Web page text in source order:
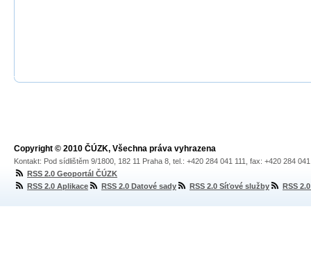
Copyright © 2010 ČÚZK, Všechna práva vyhrazena
Kontakt: Pod sídlištěm 9/1800, 182 11 Praha 8, tel.: +420 284 041 111, fax: +420 284
RSS 2.0 Geoportál ČÚZK
RSS 2.0 Aplikace
RSS 2.0 Datové sady RSS 2.0 Síťové služby RSS